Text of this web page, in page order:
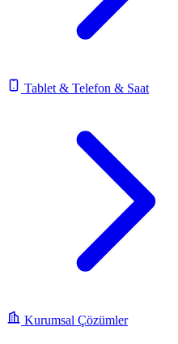
Tablet & Telefon & Saat
Kurumsal Çözümler